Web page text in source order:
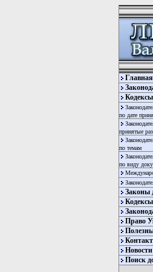
Главная
по дате
принятые
по темам
по виду
Законы
Кодексы
Право
Поиск